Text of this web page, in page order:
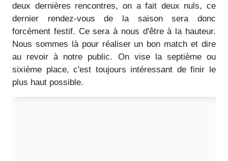
deux dernières rencontres, on a fait deux nuls, ce
dernier rendez-vous de la saison sera donc
forcément festif. Ce sera à nous d'être à la hauteur.
Nous sommes là pour réaliser un bon match et dire
au revoir à notre public. On vise la septième ou
sixième place, c'est toujours intéressant de finir le
plus haut possible.